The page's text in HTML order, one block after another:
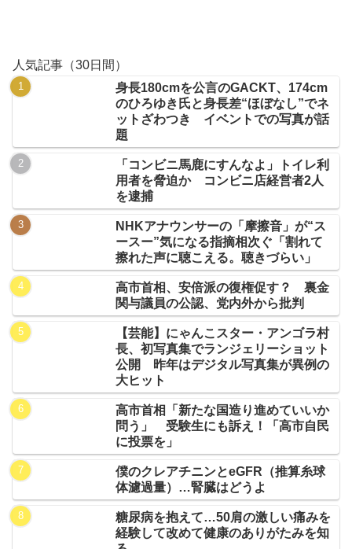
人気記事（30日間）
身長180cmを公言のGACKT、174cm
のひろゆき氏と身長差“ほぼなし”でネ
ットざわつき イベントでの写真が話
題
「コンビニ馬鹿にすんなよ」トイレ利
用者を脅迫か コンビニ店経営者2人
を逮捕
NHKアナウンサーの「摩擦音」が“ス
ースー”気になる指摘相次ぐ「割れて
擦れた声に聴こえる。聴きづらい」
高市首相、安倍派の復権促す？ 裏金
関与議員の公認、党内外から批判
【芸能】にゃんこスター・アンゴラ村
長、初写真集でランジェリーショット
公開 昨年はデジタル写真集が異例の
大ヒット
高市首相「新たな国造り進めていいか
問う」 受験生にも訴え！「高市自民
に投票を」
僕のクレアチニンとeGFR（推算糸球
体濾過量）…腎臓はどうよ
糖尿病を抱えて…50肩の激しい痛みを
経験して改めて健康のありがたみを知